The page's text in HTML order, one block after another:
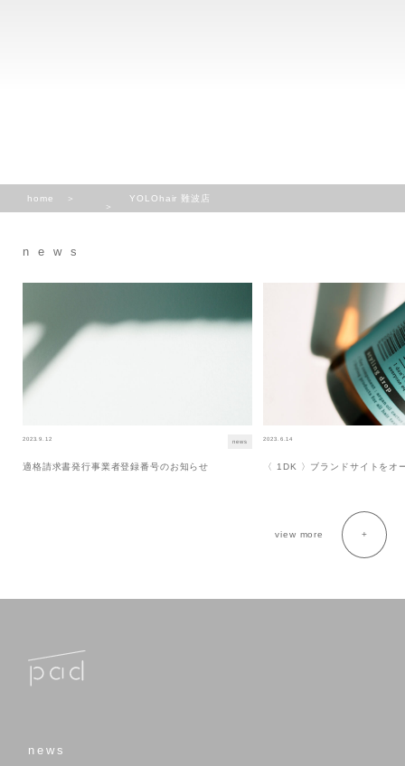
home YOLOhair 難波店
news
2023.9.12 news
適格請求書発行事業者登録番号のお知らせ
2023.6.14
〈 1DK 〉ブランドサイトをオ
view more
news